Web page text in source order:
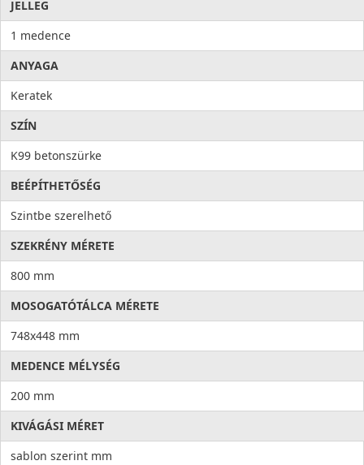
JELLEG
1 medence
ANYAGA
Keratek
SZÍN
K99 betonszürke
BEÉPÍTHETŐSÉG
Szintbe szerelhető
SZEKRÉNY MÉRETE
800 mm
MOSOGATÓTÁLCA MÉRETE
748x448 mm
MEDENCE MÉLYSÉG
200 mm
KIVÁGÁSI MÉRET
sablon szerint mm